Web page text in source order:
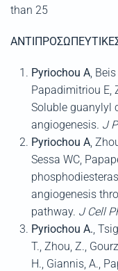
than 25
Pyriochou A,
Papadimitriou E,
Soluble guanylyl
angiogenesis. J
Pyriochou A,
Sessa WC,
angiogenesis
pathway. J Cell
Pyriochou A.,
T., Zhou, Z.,
H., Giannis, A.,